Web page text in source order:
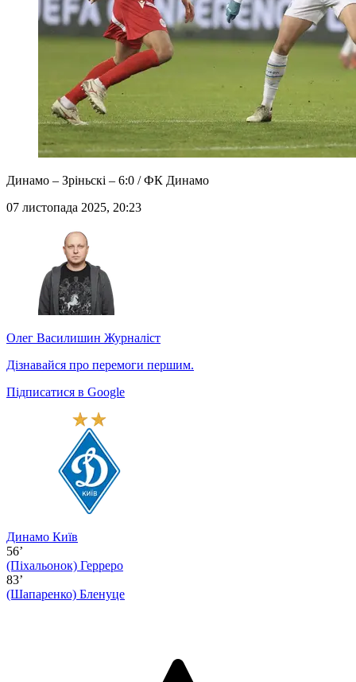
Динамо – Зріньскі – 6:0 / ФК Динамо
07 листопада 2025, 20:23
Олег Василишин Журналіст
Дізнавайся про перемоги першим.
Підписатися в Google
Динамо Київ
56’
(Піхальонок) Герреро
83’
(Шапаренко) Бленуце